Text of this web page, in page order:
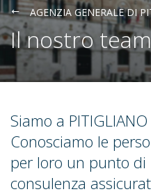
AGENZIA GENERALE DI
Il nostro team
Siamo a
Conosciamo le
per loro un punto di
consulenza